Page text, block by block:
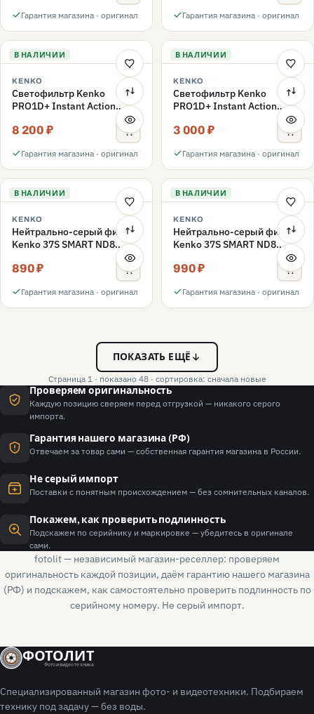
Гарантия магазина · оригинал Гарантия магазина · оригинал
В НАЛИЧИИ
KENKO
Светофильтр Kenko
PRO1D+ Instant Action
Variable NDX3-450+C-PLS
переменной плотности
8 200 ₽
Гарантия магазина · оригинал
В НАЛИЧИИ
KENKO
Светофильтр Kenko
PRO1D+ Instant Action
Variable NDX3-450+C-PL
поляризационный 49mm
3 000 ₽
Гарантия магазина · оригинал
В НАЛИЧИИ
KENKO
Нейтрально-серый фильтр
Kenko 37S SMART ND8
890 ₽
Гарантия магазина · оригинал
В НАЛИЧИИ
KENKO
Нейтрально-серый фильтр
Kenko 37S SMART ND8
990 ₽
Гарантия магазина · оригинал
ПОКАЗАТЬ ЕЩЁ
Страница 1 · показано 48 · сортировка: сначала новые
Проверяем оригинальность
Каждую позицию сверяем перед отгрузкой — никакого серого
импорта.
Гарантия нашего магазина (РФ)
Отвечаем за товар сами — собственная гарантия магазина в России.
Не серый импорт
Поставки с понятным происхождением — без сомнительных каналов.
Покажем, как проверить подлинность
Подскажем по серийнику и маркировке — убедитесь в оригинале
сами.
fotolit — независимый магазин-реселлер: проверяем
оригинальность каждой позиции, даём гарантию нашего магазина
(РФ) и подскажем, как самостоятельно проверить подлинность по
серийному номеру. Не серый импорт.
ФОТОЛИТ
Фото и видео техника
Специализированный магазин фото- и видеотехники. Подбираем
технику под задачу — без воды.